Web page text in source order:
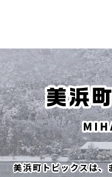
美浜町トピックスは、